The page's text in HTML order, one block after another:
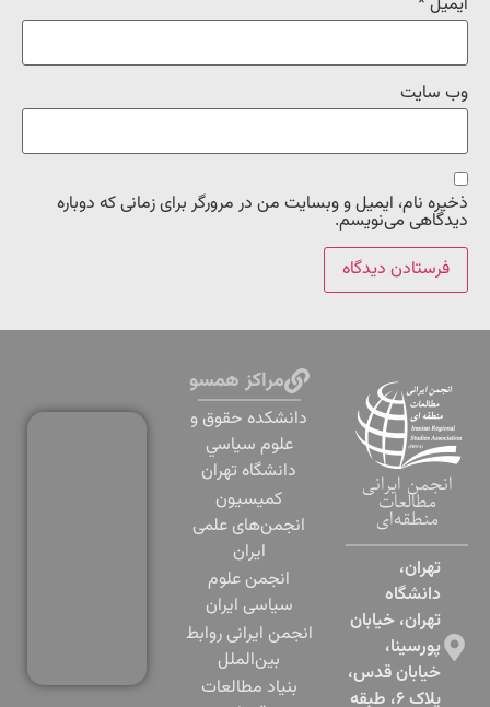
وب‌ سایت
ذخیره نام، ایمیل و وبسایت من در مرورگر برای زمانی که دوباره
دیدگاهی می‌نویسم.
انجمن ایرانی
مطالعات
منطقه‌ای
تهران،
دانشگاه
تهران، خیابان
پورسینا،
خیابان قدس،
پلاک ۶، طبقه
مراکز همسو
دانشكده حقوق و
علوم سياسي
دانشگاه تهران
کمیسیون
انجمن‌های علمی
ایران
انجمن علوم
سیاسی ایران
انجمن ایرانی روابط
بین‌الملل
بنياد مطالعات